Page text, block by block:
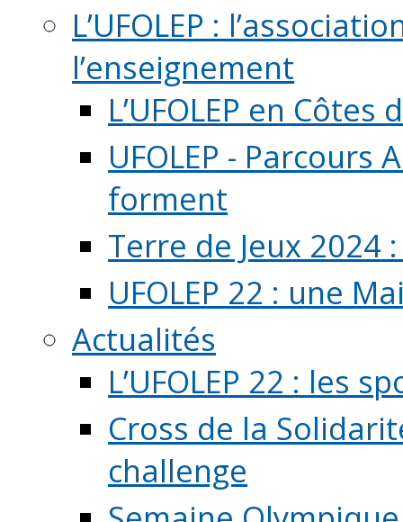
L’UFOLEP :
l’enseignement
L’UFOLEP en Côtes
UFOLEP -
forment
Terre de Jeux 2024
UFOLEP 22 : une
Actualités
L’UFOLEP 22 : les
Cross de la
challenge